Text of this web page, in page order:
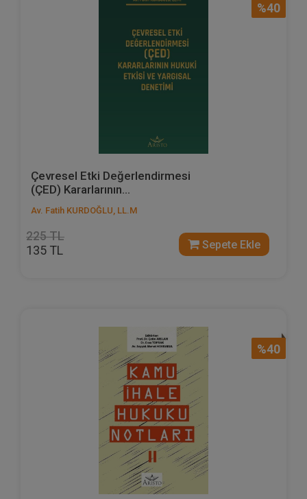
%40
Çevresel Etki Değerlendirmesi
(ÇED) Kararlarının...
Av. Fatih KURDOĞLU, LL.M
225 TL
135 TL Sepete Ekle
%40